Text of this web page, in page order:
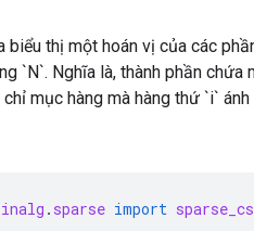
biểu thị một hoán vị của các
`N`. Nghĩa là, thành phần chứa
mục hàng mà hàng thứ `i` ánh
. sparse import